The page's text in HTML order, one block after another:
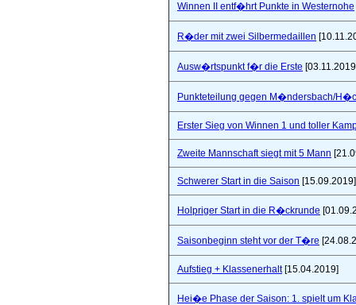
Winnen II entf�hrt Punkte in Westernohe
R�der mit zwei Silbermedaillen
Ausw�rtspunkt f�r die Erste
Punkteteilung gegen M�ndersbach/
Erster Sieg von Winnen 1 und toller
Zweite Mannschaft siegt mit 5 Mann
Schwerer Start in die Saison [15.09.2019]
Holpriger Start in die R�ckrunde
Saisonbeginn steht vor der T�re
Aufstieg + Klassenerhalt[15.04.2019]
Hei�e Phase der Saison: 1. spielt um